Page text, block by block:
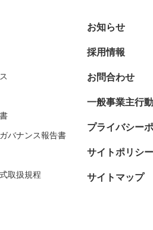
バナンス報告書
取扱規程
お知らせ
採用情報
お問合わせ
一般事業主行
プライバシー
サイトポリシー
サイトマップ